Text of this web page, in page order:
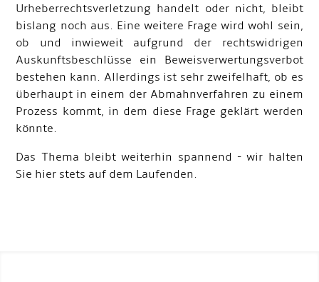
Urheberrechtsverletzung handelt oder nicht, bleibt
bislang noch aus. Eine weitere Frage wird wohl sein,
ob und inwieweit aufgrund der rechtswidrigen
Auskunftsbeschlüsse ein Beweisverwertungsverbot
bestehen kann. Allerdings ist sehr zweifelhaft, ob es
überhaupt in einem der Abmahnverfahren zu einem
Prozess kommt, in dem diese Frage geklärt werden
könnte.
Das Thema bleibt weiterhin spannend - wir halten
Sie hier stets auf dem Laufenden.